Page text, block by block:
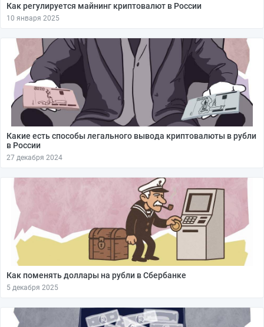
Как регулируется майнинг криптовалют в России
10 января 2025
Какие есть способы легального вывода криптовалюты в рубли
в России
27 декабря 2024
Как поменять доллары на рубли в Сбербанке
5 декабря 2025